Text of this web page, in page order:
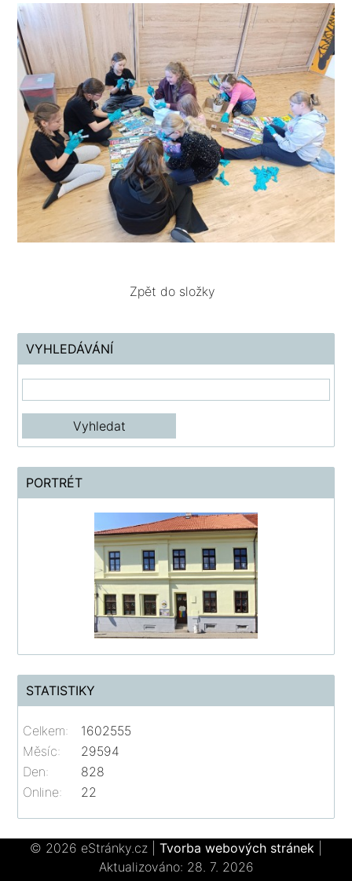
Zpět do složky
VYHLEDÁVÁNÍ
PORTRÉT
STATISTIKY
Online: 22
Celkem:
1602555
Měsíc:
29594
Den:
828
© 2026 eStránky.cz Tvorba webových stránek
Aktualizováno: 28. 7. 2026